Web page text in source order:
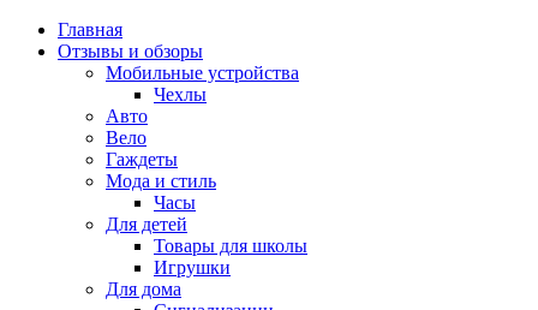
Главная
Отзывы и обзоры
Мобильные устройства
Чехлы
Авто
Вело
Гаждеты
Мода и стиль
Часы
Для детей
Товары для школы
Игрушки
Для дома